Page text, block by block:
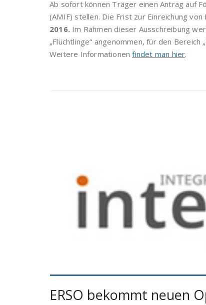
Ab sofort können Träger einen Antrag auf
(AMIF) stellen. Die Frist zur Einreichung
2016. Im Rahmen dieser Ausschreibung
„Flüchtlinge“ angenommen, für den
Weitere Informationenfindet man hier.
ERSO bekommt neuen